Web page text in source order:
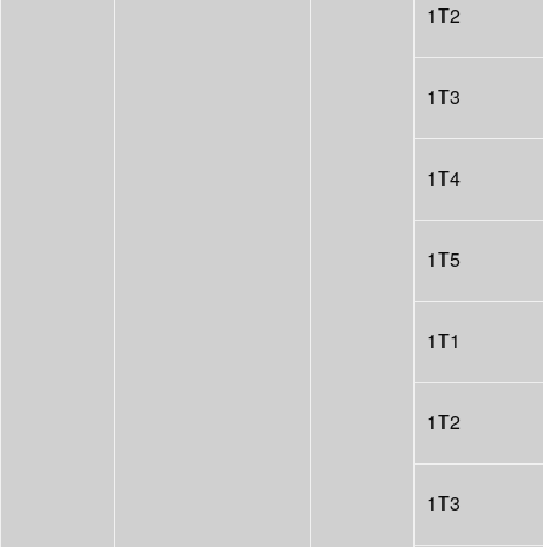
1T2
1T3
1T4
1T5
1T1
1T2
1T3